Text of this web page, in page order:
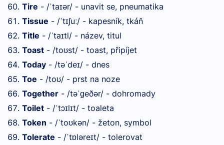
Tire - /ˈtaɪər/ - unavit se, pneumatika
Tissue - /ˈtɪʃuː/ - kapesník, tkáň
Title - /ˈtaɪtl/ - název, titul
Toast - /toʊst/ - toast, připíjet
Today - /təˈdeɪ/ - dnes
Toe - /toʊ/ - prst na noze
Together - /təˈɡeðər/ - dohromady
Toilet - /ˈtɔɪlɪt/ - toaleta
Token - /ˈtoʊkən/ - žeton, symbol
Tolerate - /ˈtɒləreɪt/ - tolerovat